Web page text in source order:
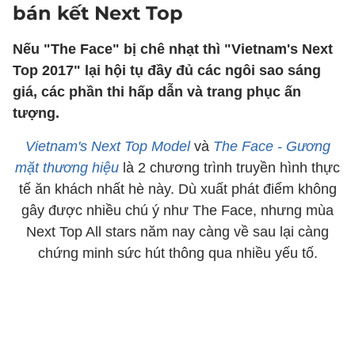
bán kết Next Top
Nếu "The Face" bị chê nhạt thì "Vietnam's Next
Top 2017" lại hội tụ đầy đủ các ngôi sao sáng
giá, các phần thi hấp dẫn và trang phục ấn
tượng.
Vietnam's Next Top Model và The Face - Gương
mặt thương hiệu là 2 chương trình truyền hình thực
tế ăn khách nhất hè này. Dù xuất phát điểm không
gây được nhiều chú ý như The Face, nhưng mùa
Next Top All stars năm nay càng về sau lại càng
chứng minh sức hút thông qua nhiều yếu tố.